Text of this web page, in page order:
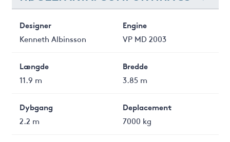
Designer
Kenneth Albinsson
Engine
VP MD 2003
Længde
11.9 m
Bredde
3.85 m
Dybgang
2.2 m
Deplacement
7000 kg